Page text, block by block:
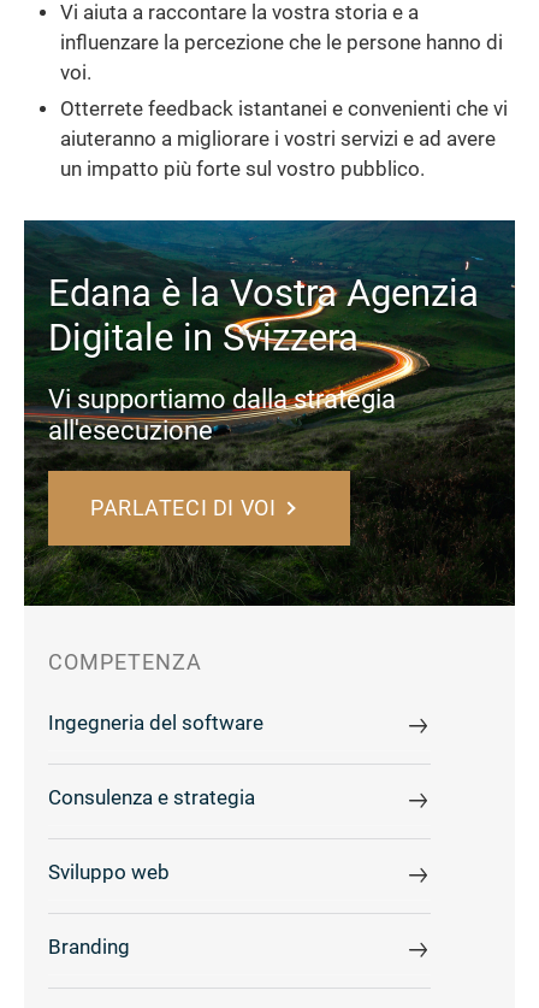
Vi aiuta a raccontare la vostra storia e a
influenzare la percezione che le persone hanno di
voi.
Otterrete feedback istantanei e convenienti che vi
aiuteranno a migliorare i vostri servizi e ad avere
un impatto più forte sul vostro pubblico.
Edana è la Vostra Agenzia
Digitale in Svizzera
Vi supportiamo dalla strategia
all'esecuzione
PARLATECI DI VOI
COMPETENZA
Ingegneria del software
Consulenza e strategia
Sviluppo web
Branding